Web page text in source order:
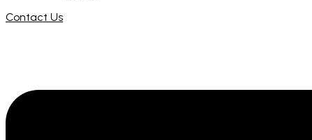
Contact Us